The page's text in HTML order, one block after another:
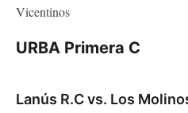
Vicentinos
URBA Primera C
Lanús R.C vs. Los